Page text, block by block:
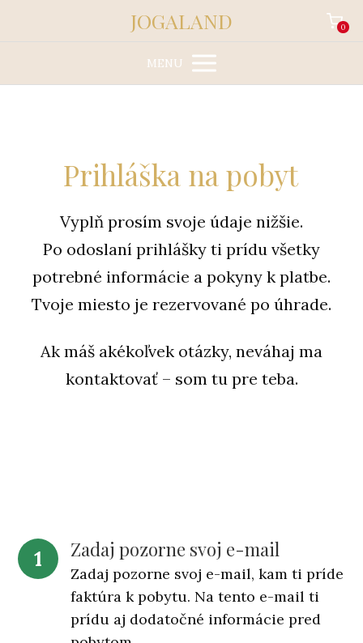
JOGALAND 0
MENU
Prihláška na pobyt
Vyplň prosím svoje údaje nižšie.
Po odoslaní prihlášky ti prídu všetky
potrebné informácie a pokyny k platbe.
Tvoje miesto je rezervované po úhrade.
Ak máš akékoľvek otázky, neváhaj ma
kontaktovať – som tu pre teba.
1 Zadaj pozorne svoj e-mail
Zadaj pozorne svoj e-mail, kam ti príde
faktúra k pobytu. Na tento e-mail ti
prídu aj dodatočné informácie pred